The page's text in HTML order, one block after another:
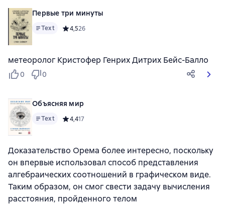
Первые три минуты
Text Средний рейтинг 4,5 на основе 26 оценок
4,526
метеоролог Кристофер Генрих Дитрих Бейс-Балло
0 0
Объясняя мир
Text Средний рейтинг 4,4 на основе 17 оценок
4,417
Доказательство Орема более интересно, поскольку
он впервые использовал способ представления
алгебраических соотношений в графическом виде.
Таким образом, он смог свести задачу вычисления
расстояния, пройденного телом